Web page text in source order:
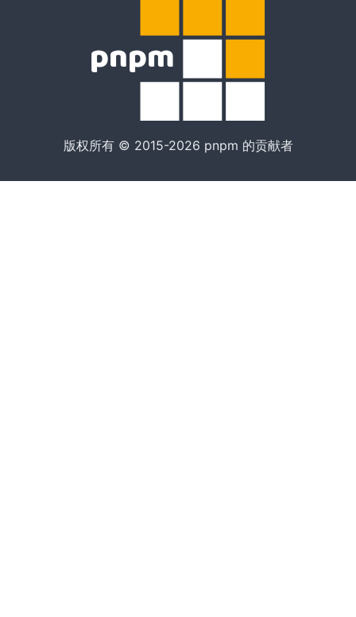
版权所有 © 2015-2026 pnpm 的贡献者